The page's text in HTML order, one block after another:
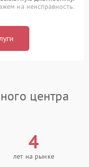
на неисправность.
центра
4
лет на рынке